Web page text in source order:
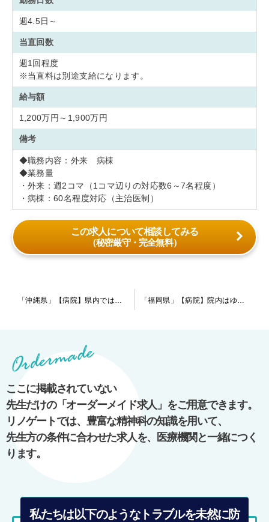
週4.5日～
当直回数
週1回程度
※当直料は別途支給になります。
給与額
1,200万円～1,900万円
備考
◆職務内容：外来 病棟
◆業務量
・外来：週2コマ（1コマ辺りの対応数6～7名程度）
・病棟：60名程度対応（主治医制）
この求人について相談してみる
（秘密厳守・完全無料）
ゲ
シ
ョ
ン
「沖縄県」【病院】県内では高額案件です！高齢の患者様が中心ですが、内科常勤医も複数名在籍しており合併症対策も万全です！ 「福岡県」【病院】院内はゆったりとした雰囲気で患者様も激しい方はおりません。当直は月に1回程お願いしております。
ここに掲載されていない
先生だけの「オーダーメイド求人」をご用意できます。
リノゲートでは、豊富な精神科の知識を用いて、
先生方の条件に合わせた求人を、医療機関と一緒につく
ります。
私たちは以下のようなトラブルを未然に防